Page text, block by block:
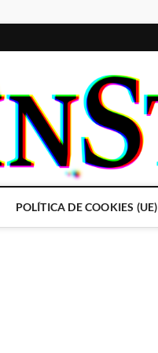
POLÍTICA DE COOKIES (UE)